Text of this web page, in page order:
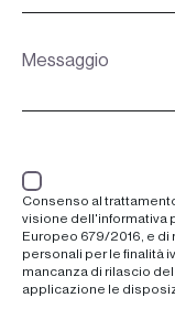
Consenso al
visione dell'informativa
Europeo 679/2016, e
personali per le finalità
mancanza di rilascio
applicazione le